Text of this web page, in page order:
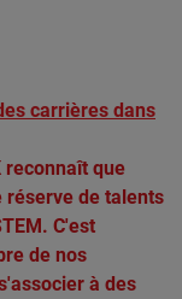
carrières dans
reconnaît que
réserve de talents
C'est
de nos
à des